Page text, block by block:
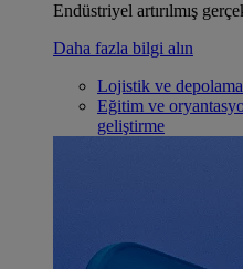
Endüstriyel artırılmış
Daha fazla bilgi alın
Lojistik ve depolama
Eğitim ve
geliştirme